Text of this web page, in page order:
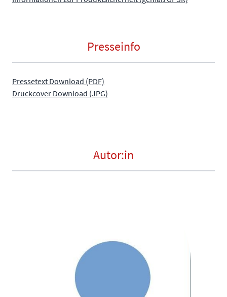
Presseinfo
Pressetext Download (PDF)
Druckcover Download (JPG)
Autor:in